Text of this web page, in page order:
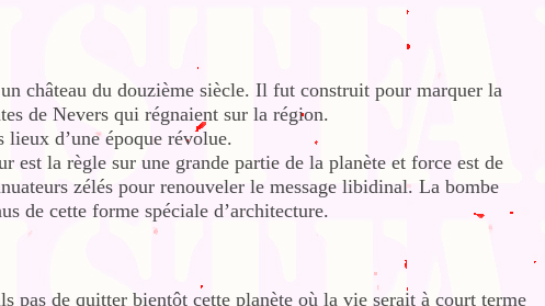
château du douzième siècle. Il fut construit pour marquer la
de Nevers qui régnaient sur la région.
d’une époque révolue.
est la règle sur une grande partie de la planète et force est de
zélés pour renouveler le message libidinal. La bombe
de cette forme spéciale d’architecture.
pas de quitter bientôt cette planète où la vie serait à court terme